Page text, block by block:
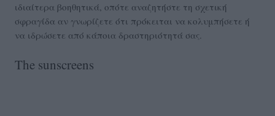
ιδιαίτερα βοηθητικά, οπότε αναζητήστε τη σχετική
σφραγίδα αν γνωρίζετε ότι πρόκειται να κολυμπήσετε ή
να ιδρώσετε από κάποια δραστηριότητά σας.
The sunscreens